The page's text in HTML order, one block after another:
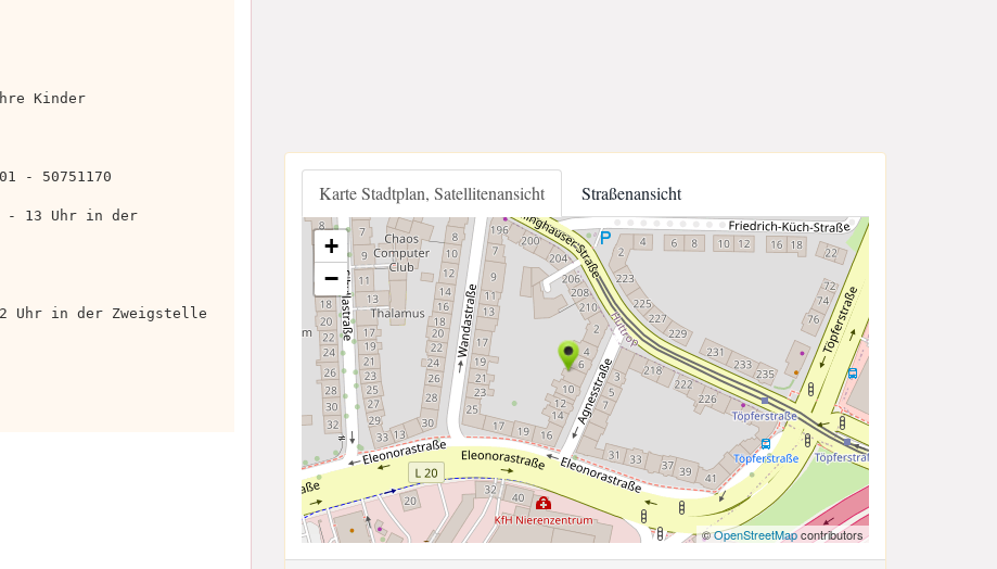
Kinder
- 50751170
- 13 Uhr in der
Uhr in der Zweigstelle
Karte Stadtplan, Satellitenansicht Straßenansicht
+
−
©OpenStreetMapcontributors